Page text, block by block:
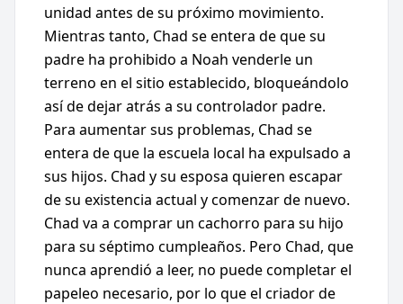
unidad antes de su próximo movimiento.
Mientras tanto, Chad se entera de que su
padre ha prohibido a Noah venderle un
terreno en el sitio establecido, bloqueándolo
así de dejar atrás a su controlador padre.
Para aumentar sus problemas, Chad se
entera de que la escuela local ha expulsado a
sus hijos. Chad y su esposa quieren escapar
de su existencia actual y comenzar de nuevo.
Chad va a comprar un cachorro para su hijo
para su séptimo cumpleaños. Pero Chad, que
nunca aprendió a leer, no puede completar el
papeleo necesario, por lo que el criador de